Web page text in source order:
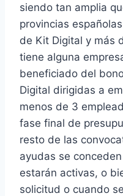
siendo tan amplia
provincias
de Kit Digital y más
tiene alguna
beneficiado del
Digital dirigidas a
menos de 3
fase final de
resto de las
ayudas se
estarán activas, o
solicitud o cuando